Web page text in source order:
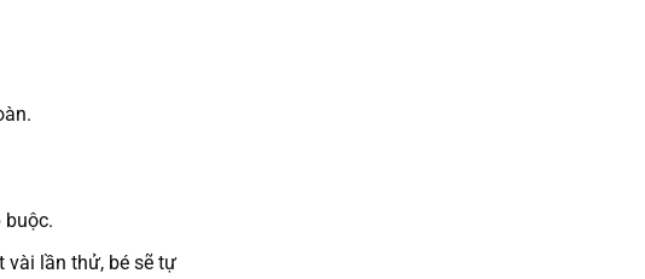
buộc.
vài lần thử, bé sẽ tự